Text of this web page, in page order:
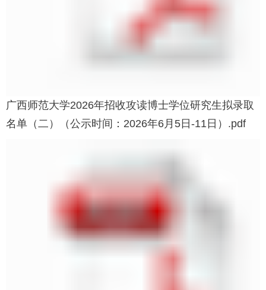
广西师范大学2026年招收攻读博士学位研究生拟录取
名单（二）（公示时间：2026年6月5日-11日）.pdf